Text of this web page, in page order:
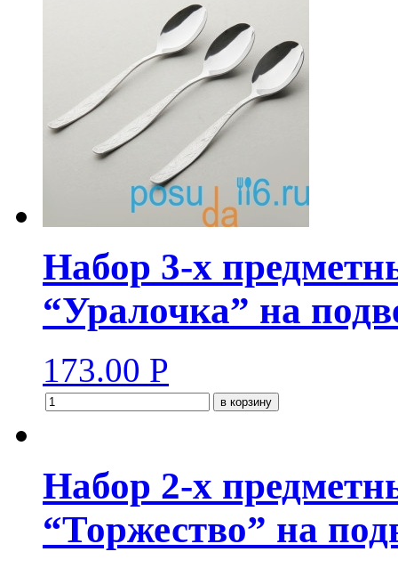
Набор 3-х
“Уралочка” на
173.00 Р
в корзину
Набор 2-х
“Торжество” на